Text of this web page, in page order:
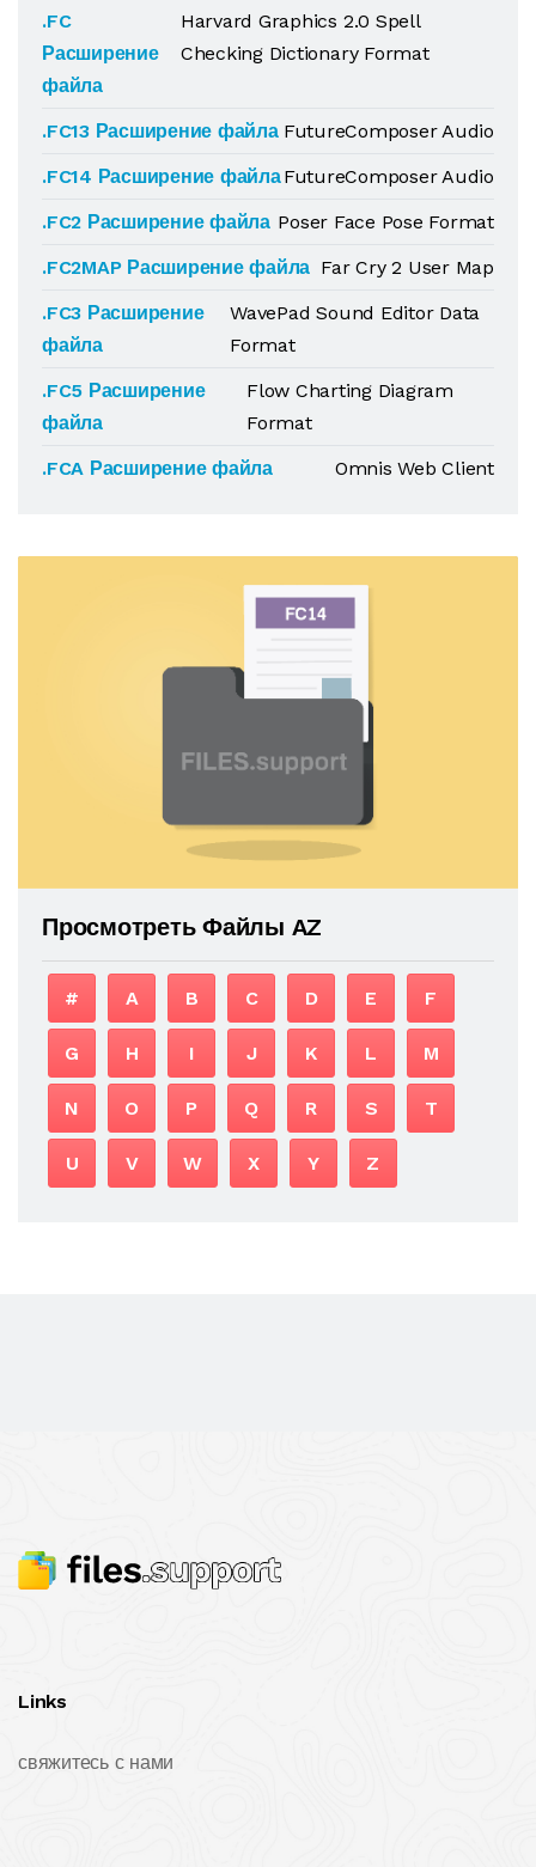
.FC
Расширение
файла
Harvard Graphics 2.0 Spell
Checking Dictionary Format
.FC13 Расширение файла FutureComposer Audio
.FC14 Расширение файлаFutureComposer Audio
.FC2 Расширение файла Poser Face Pose Format
.FC2MAP Расширение файла Far Cry 2 User Map
.FC3 Расширение
файла
WavePad Sound Editor Data
Format
.FC5 Расширение
файла
Flow Charting Diagram
Format
.FCA Расширение файла
Omnis Web Client
Просмотреть Файлы AZ
# A B C D E F
G H I J K L M
N O P Q R S T
U V W X Y Z
Links
свяжитесь с нами